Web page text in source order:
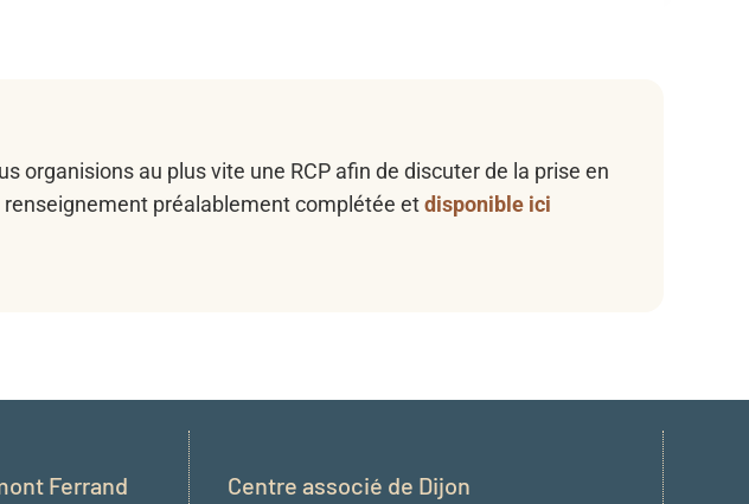
organisions au plus vite une RCP afin de discuter de la prise en
préalablement complétée et disponible ici
Ferrand Centre associé de Dijon